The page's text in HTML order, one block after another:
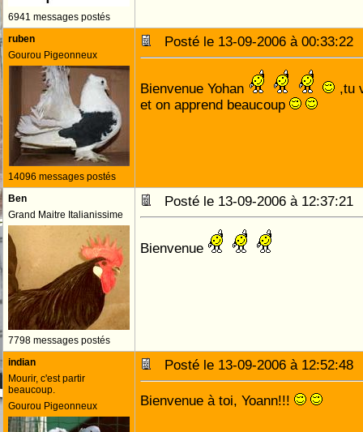
6941 messages postés
ruben
Gourou Pigeonneux
14096 messages postés
Posté le 13-09-2006 à
Bienvenue Yohan
,tu
et on apprend beaucoup
Ben
Grand Maitre Italianissime
7798 messages postés
Posté le 13-09-2006 à
Bienvenue
indian
Mourir, c'est partir
beaucoup.
Gourou Pigeonneux
Posté le 13-09-2006 à
Bienvenue à toi, Yoann!!!